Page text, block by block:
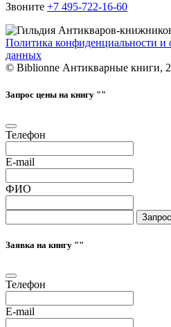
Звоните +7 495-722-16-60
Политика конфиденциальности и
данных
© Biblionne Антикварные книги,
Запрос цены на книгу ""
Телефон
E-mail
ФИО
Заявка на книгу ""
Телефон
E-mail